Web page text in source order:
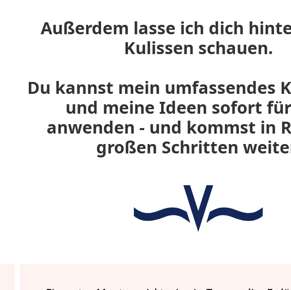
Außerdem lasse ich dich
Kulissen schauen.
Du kannst mein umfassendes
und meine Ideen sofort
anwenden - und kommst in
großen Schritten